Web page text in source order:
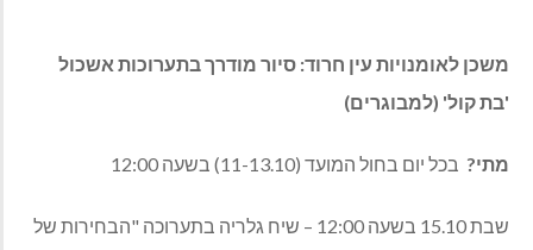
משכן לאומנויות עין חרוד: סיור מודרך בתערוכות אשכול
'בת קול' (למבוגרים)
מתי?בכל יום בחול המועד (11-13.10) בשעה 12:00
שבת 15.10 בשעה 12:00 – שיח גלריה בתערוכה "הבחירות של